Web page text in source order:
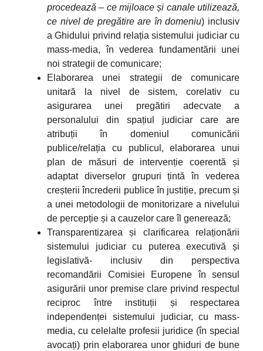
procedează – ce mijloace și canale utilizează,
ce nivel de pregătire are în domeniu) inclusiv
a Ghidului privind relația sistemului judiciar cu
mass-media, în vederea fundamentării unei
noi strategii de comunicare;
Elaborarea unei strategii de comunicare
unitară la nivel de sistem, corelativ cu
asigurarea unei pregătiri adecvate a
personalului din spațiul judiciar care are
atribuții în domeniul comunicării
publice/relația cu publicul, elaborarea unui
plan de măsuri de intervenție coerentă și
adaptat diverselor grupuri țintă în vederea
creșterii încrederii publice în justiție, precum și
a unei metodologii de monitorizare a nivelului
de percepție și a cauzelor care îl generează;
Transparentizarea și clarificarea relaționării
sistemului judiciar cu puterea executivă și
legislativă- inclusiv din perspectiva
recomandării Comisiei Europene în sensul
asigurării unor premise clare privind respectul
reciproc între instituții și respectarea
independenței sistemului judiciar, cu mass-
media, cu celelalte profesii juridice (în special
avocați) prin elaborarea unor ghiduri de bune